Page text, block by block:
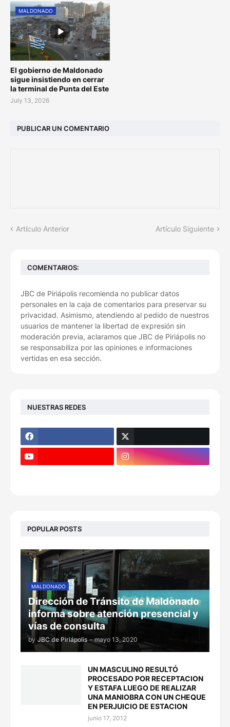
MALDONADO
El gobierno de Maldonado
sigue insistiendo en cerrar
la terminal de Punta del Este
July 13, 2026
PUBLICAR UN COMENTARIO
Artículo Anterior Artículo Siguiente
COMENTARIOS:
JBC de Piriápolis recomienda no publicar datos
personales en la caja de comentarios para preservar su
privacidad. Asimismo, atendiendo al pedido de nuestros
usuarios de mantener la libertad de expresión sin
moderación previa, aclaramos que JBC de Piriápolis no
se responsabiliza por las opiniones e informaciones
vertidas en esa sección.
NUESTRAS REDES
POPULAR POSTS
MALDONADO
Dirección de Tránsito de Maldonado
informa sobre atención presencial y
vías de consulta
by JBC de Piriápolis - mayo 13, 2020
UN MASCULINO RESULTÓ
PROCESADO POR RECEPTACION
Y ESTAFA LUEGO DE REALIZAR
UNA MANIOBRA CON UN CHEQUE
EN PERJUICIO DE ESTACION
junio 17, 2012